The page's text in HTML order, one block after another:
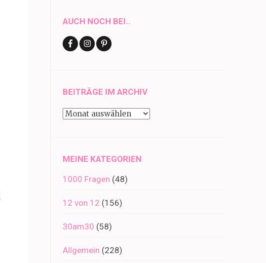
AUCH NOCH BEI..
BEITRÄGE IM ARCHIV
Beiträge
MEINE KATEGORIEN
1000 Fragen (48)
12 von 12 (156)
30am30 (58)
Allgemein (228)